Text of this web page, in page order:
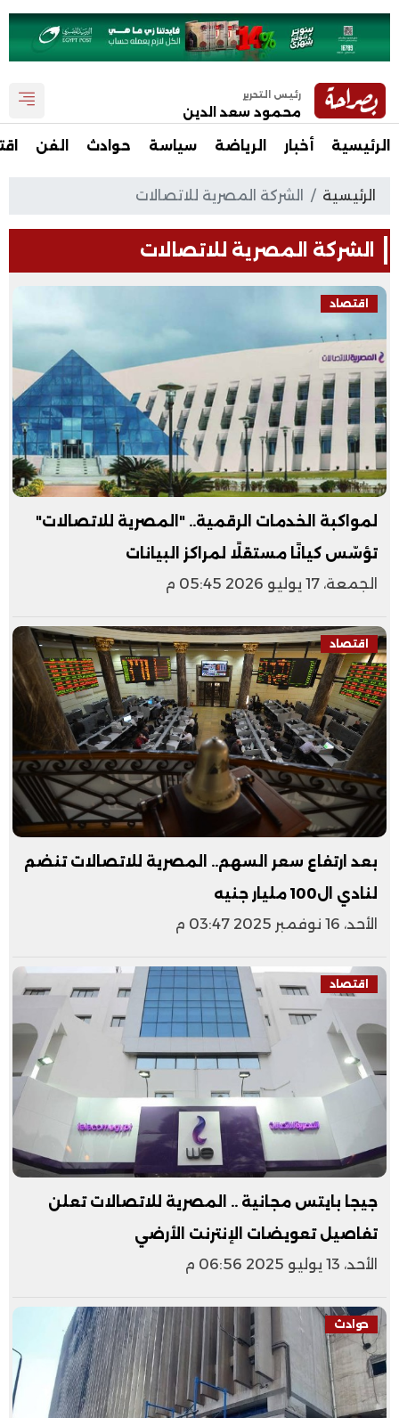
رئيس التحرير
محمود سعد الدين
الرئيسية أخبار الرياضة سياسة حوادث الفن
الرئيسية الشركة المصرية للاتصالات
الشركة المصرية للاتصالات
اقتصاد
لمواكبة الخدمات الرقمية.. "المصرية للاتصالات"
تؤسّس كيانًا مستقلًا لمراكز البيانات
الجمعة، 17 يوليو 2026 05:45 م
اقتصاد
بعد ارتفاع سعر السهم.. المصرية للاتصالات تنضم
لنادي ال100 مليار جنيه
الأحد، 16 نوفمبر 2025 03:47 م
اقتصاد
جيجا بايتس مجانية .. المصرية للاتصالات تعلن
تفاصيل تعويضات الإنترنت الأرضي
الأحد، 13 يوليو 2025 06:56 م
حوادث